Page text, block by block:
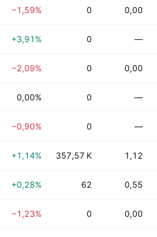
−1,59% 0 0,00
+3,91% 0 —
−2,09% 0 0,00
0,00% 0 —
−0,90% 0 —
+1,14% 357,57 K 1,12
+0,28% 62 0,55
−1,23% 0 0,00